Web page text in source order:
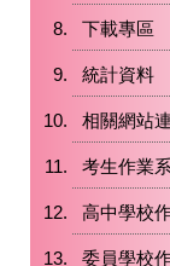
下載專區
統計資料
相關網站
考生作業
高中學校
委員學校